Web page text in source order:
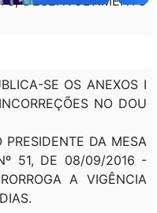
SE OS ANEXOS I
NO DOU
PRESIDENTE DA MESA
51, DE 08/09/2016 -
A VIGÊNCIA